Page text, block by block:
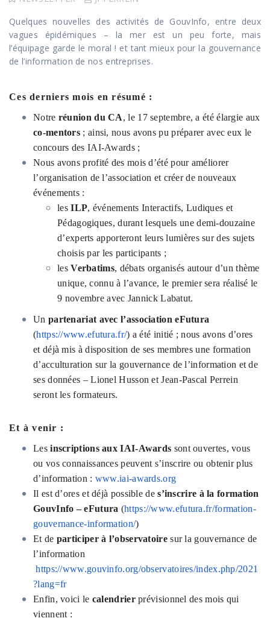
Quelques nouvelles des activités de GouvInfo, entre deux
vagues épidémiques – la mer est un peu forte, mais
l’équipage garde le moral ! et tant mieux pour la gouvernance
de l’information de nos entreprises.
Ces derniers mois en résumé :
Notre réunion du CA, le 17 septembre, a été élargie aux
co-mentors ; ainsi, nous avons pu préparer avec eux le
concours des IAI-Awards ;
Nous avons profité des mois d’été pour améliorer
l’organisation de l’association et créer de nouveaux
événements :
lesILP, événements Interactifs, Ludiques et
Pédagogiques, durant lesquels une demi-douzaine
d’experts apporteront leurs lumières sur des sujets
choisis par les participants ;
lesVerbatims, débats organisés autour d’un thème
unique, connu à l’avance, le premier sera réalisé le
9 novembre avec Jannick Labatut.
Un partenariat avec l’association eFutura
(https://www.efutura.fr/) a été initié ; nous avons d’ores
et déjà mis à disposition de ses membres une formation
d’acculturation sur la gouvernance de l’information et de
ses données – Lionel Husson et Jean-Pascal Perrein
seront les formateurs.
Et à venir :
Lesinscriptions aux IAI-Awards sont ouvertes, vous
ou vos connaissances peuvent s’inscrire ou obtenir plus
d’information : www.iai-awards.org
Il est d’ores et déjà possible des’inscrire à la formation
GouvInfo – eFutura (https://www.efutura.fr/formation-
gouvernance-information/)
Et de participer à l’observatoiresur la gouvernance de
l’information
https://www.gouvinfo.org/observatoires/index.php/2021
?lang=fr
Enfin, voici le calendrierprévisionnel des mois qui
viennent :